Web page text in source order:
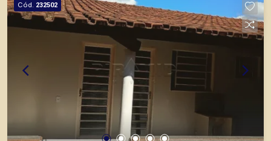
Cód. 232502